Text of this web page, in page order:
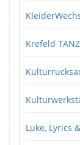
Krefeld
Luke, Lyrics